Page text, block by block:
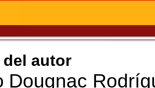
del autor
Dougnac